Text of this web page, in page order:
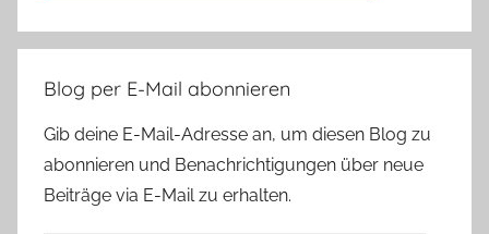
Blog per E-Mail abonnieren
Gib deine E-Mail-Adresse an, um diesen Blog zu
abonnieren und Benachrichtigungen über neue
Beiträge via E-Mail zu erhalten.